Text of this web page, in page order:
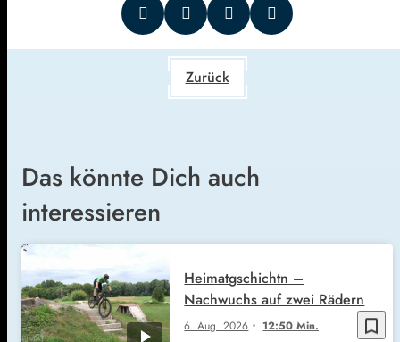
Zurück
Das könnte Dich auch
interessieren
bookmark_border
6. Aug. 2026 12:50 Min.
Heimatgschichtn –
Nachwuchs auf zwei Rädern